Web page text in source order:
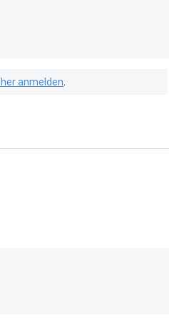
anmelden